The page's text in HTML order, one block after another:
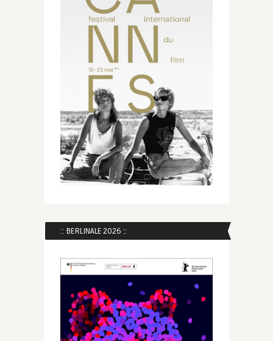
:: BERLINALE 2026 ::